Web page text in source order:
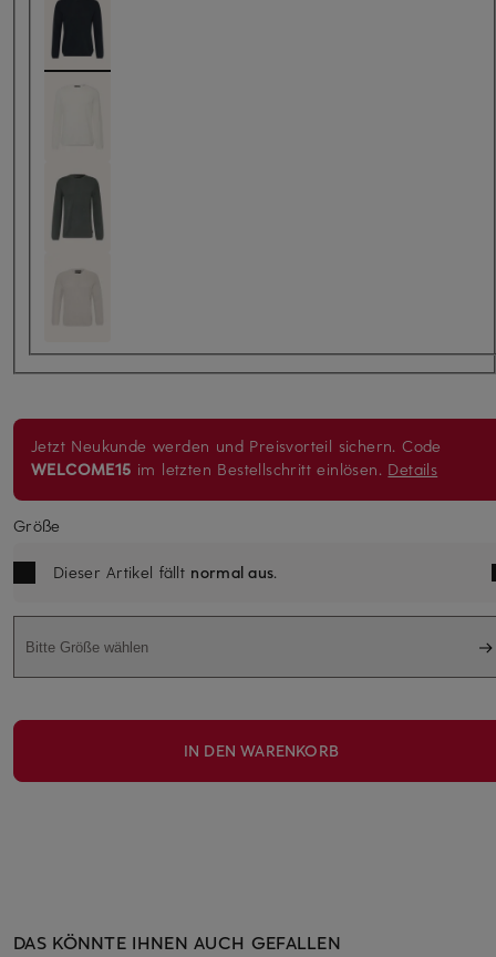
Jetzt Neukunde werden und Preisvorteil sichern. Code
WELCOME15 im letzten Bestellschritt einlösen. Details
Größe
Dieser Artikel fällt normal aus.
Bitte Größe wählen
IN DEN WARENKORB
DAS KÖNNTE IHNEN AUCH GEFALLEN